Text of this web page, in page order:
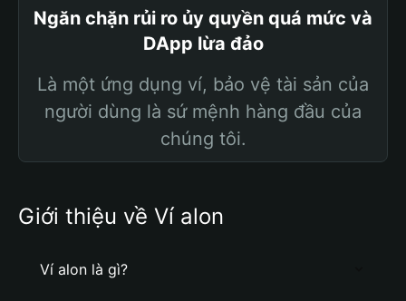
Ngăn chặn rủi ro ủy quyền quá mức và
DApp lừa đảo
Là một ứng dụng ví, bảo vệ tài sản của
người dùng là sứ mệnh hàng đầu của
chúng tôi.
Giới thiệu về Ví alon
Ví alon là gì?